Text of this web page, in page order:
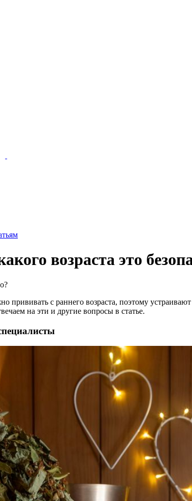
возраста это
прививать с раннего возраста, поэтому
на эти и другие вопросы в статье.